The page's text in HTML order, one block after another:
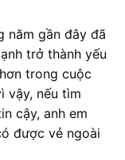
năm gần đây đã
trở thành yếu
trong cuộc
vậy, nếu tìm
cậy, anh em
được vẻ ngoài